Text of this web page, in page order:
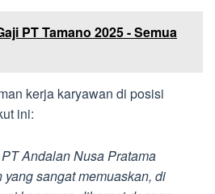
PT Tamano 2025 - Semua
kerja karyawan di posisi
ini:
Andalan Nusa Pratama
sangat memuaskan, di